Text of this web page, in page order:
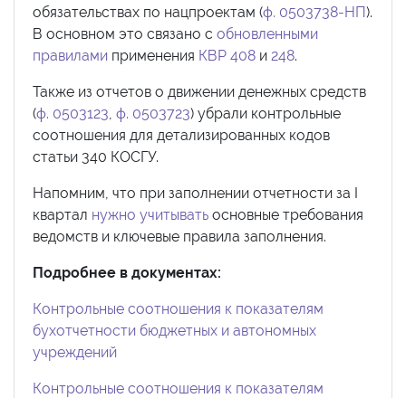
обязательствах по нацпроектам (ф. 0503738-НП).
В основном это связано с обновленными
правилами применения КВР 408 и 248.
Также из отчетов о движении денежных средств
(ф. 0503123, ф. 0503723) убрали контрольные
соотношения для детализированных кодов
статьи 340 КОСГУ.
Напомним, что при заполнении отчетности за I
квартал нужно учитывать основные требования
ведомств и ключевые правила заполнения.
Подробнее в документах:
Контрольные соотношения к показателям
бухотчетности бюджетных и автономных
учреждений
Контрольные соотношения к показателям